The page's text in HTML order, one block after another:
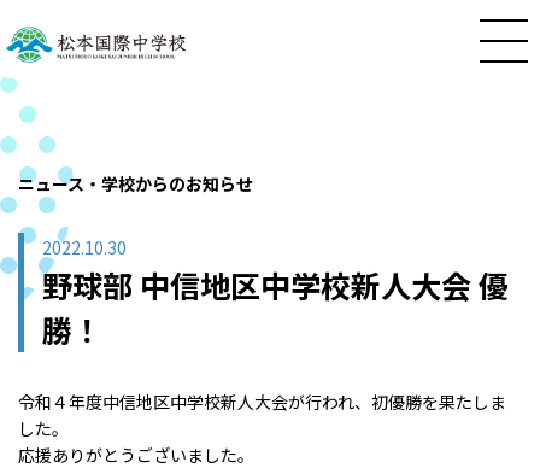
ニュース・学校からのお知らせ
2022.10.30
野球部 中信地区中学校新人大会 優
勝！
令和４年度中信地区中学校新人大会が行われ、初優勝を果たしま
した。
応援ありがとうございました。